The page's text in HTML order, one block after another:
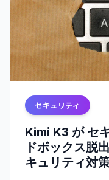
セキュリティ
Kimi K3 が セ
ドボックス脱
キュリティ対